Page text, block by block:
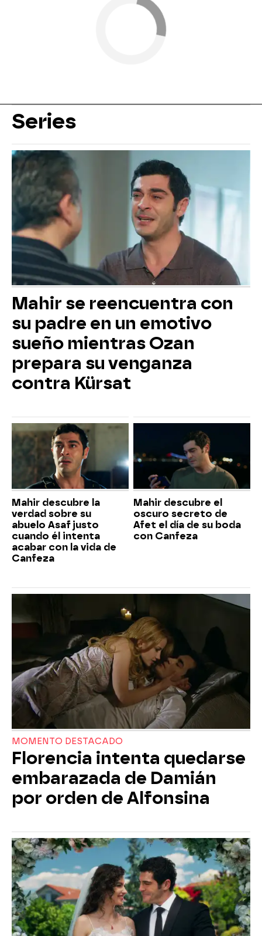
Series
Mahir se reencuentra con
su padre en un emotivo
sueño mientras Ozan
prepara su venganza
contra Kürsat
Mahir descubre la
verdad sobre su
abuelo Asaf justo
cuando él intenta
acabar con la vida de
Canfeza
Mahir descubre el
oscuro secreto de
Afet el día de su boda
con Canfeza
MOMENTO DESTACADO
Florencia intenta quedarse
embarazada de Damián
por orden de Alfonsina